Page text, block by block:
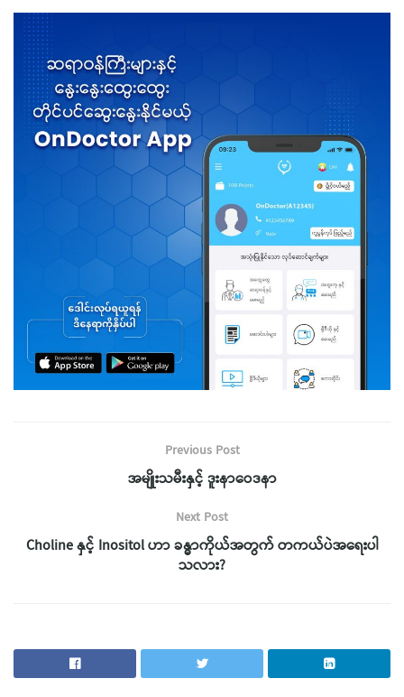
Previous Post
အမျိုးသမီးနှင့် ဒူးနာဝေဒနာ
Next Post
Choline နှင့် Inositol ဟာ ခန္ဓာကိုယ်အတွက် တကယ်ပဲအရေးပါ
သလား?